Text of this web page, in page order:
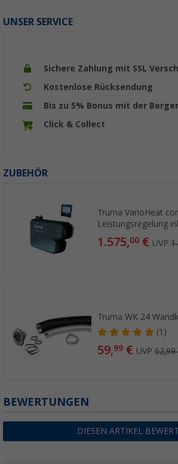
UNSER SERVICE
Sichere Zahlung mit SSL
Kostenlose Rücksendung
Bis zu 5% Bonus mit der
Click & Collect
ZUBEHÖR
Truma VarioHeat
Leistungsregelung
1.575,00 € UVP
Truma WK 24
(1)
59,99 € UVP62,99
BEWERTUNGEN
DIESEN ARTIKEL